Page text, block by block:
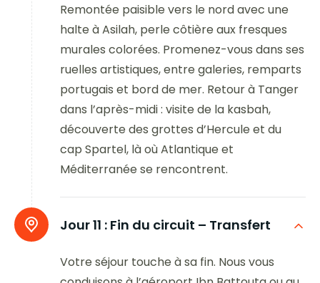
Remontée paisible vers le nord avec une
halte à Asilah, perle côtière aux fresques
murales colorées. Promenez-vous dans ses
ruelles artistiques, entre galeries, remparts
portugais et bord de mer. Retour à Tanger
dans l’après-midi : visite de la kasbah,
découverte des grottes d’Hercule et du
cap Spartel, là où Atlantique et
Méditerranée se rencontrent.
Jour 11 : Fin du circuit – Transfert
Votre séjour touche à sa fin. Nous vous